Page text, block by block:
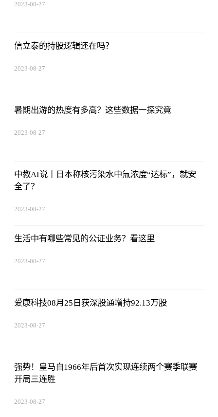
2023-08-27
信立泰的持股逻辑还在吗？
2023-08-27
暑期出游的热度有多高？这些数据一探究竟
2023-08-27
中教AI说丨日本称核污染水中氚浓度“达标”，就安
全了？
2023-08-27
生活中有哪些常见的公证业务？看这里
2023-08-27
爱康科技08月25日获深股通增持92.13万股
2023-08-27
强势！皇马自1966年后首次实现连续两个赛季联赛
开局三连胜
2023-08-27